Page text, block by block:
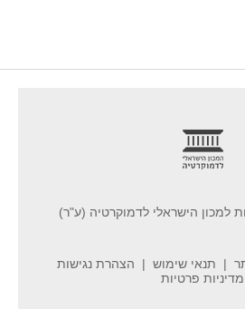
למכון הישראלי לדמוקרטיה (ע"ר)
תנאי שימוש
הצהרת נגישות
מדיניות פרטיות